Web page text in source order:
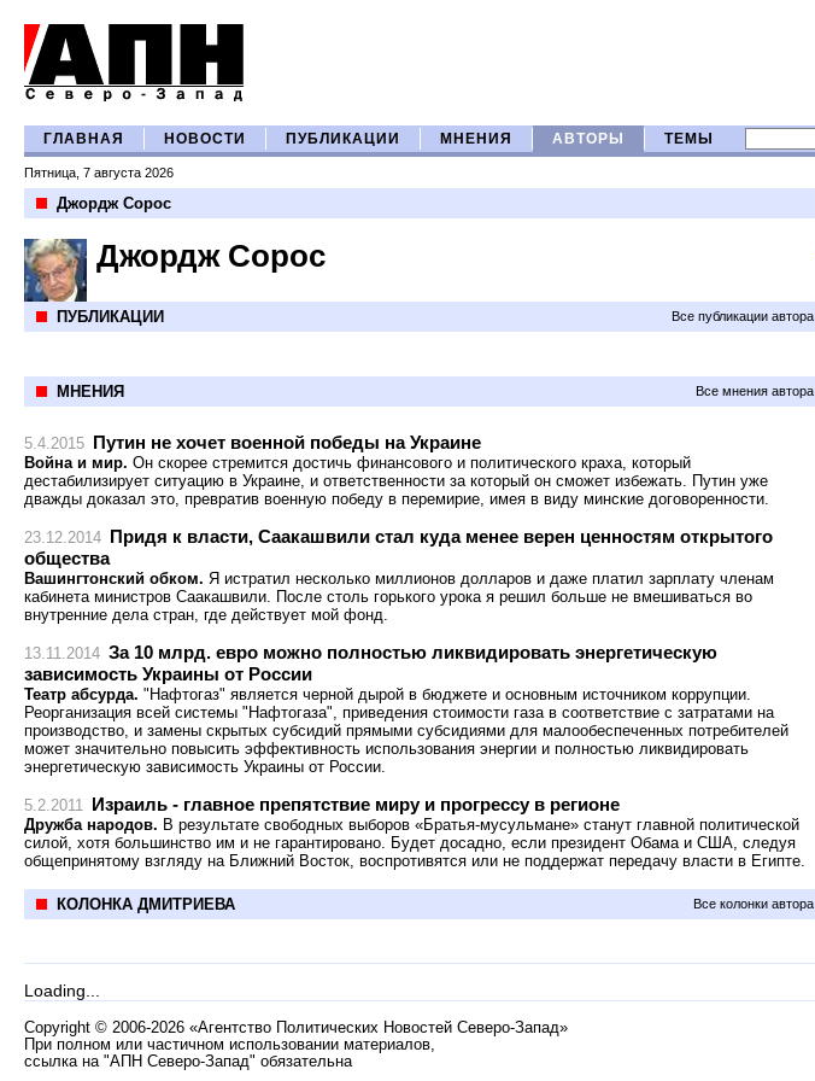
ГЛАВНАЯ НОВОСТИ ПУБЛИКАЦИИ МНЕНИЯ АВТОРЫ ТЕМЫ
Пятница, 7 августа 2026
Джордж Сорос
Джордж Сорос
ПУБЛИКАЦИИ Все публикации автора
МНЕНИЯ Все мнения автора
5.4.2015 Путин не хочет военной победы на Украине
Война и мир. Он скорее стремится достичь финансового и политического краха, который
дестабилизирует ситуацию в Украине, и ответственности за который он сможет избежать. Путин уже
дважды доказал это, превратив военную победу в перемирие, имея в виду минские договоренности.
23.12.2014 Придя к власти, Саакашвили стал куда менее верен ценностям открытого
общества
Вашингтонский обком. Я истратил несколько миллионов долларов и даже платил зарплату членам
кабинета министров Саакашвили. После столь горького урока я решил больше не вмешиваться во
внутренние дела стран, где действует мой фонд.
13.11.2014 За 10 млрд. евро можно полностью ликвидировать энергетическую
зависимость Украины от России
Театр абсурда. "Нафтогаз" является черной дырой в бюджете и основным источником коррупции.
Реорганизация всей системы "Нафтогаза", приведения стоимости газа в соответствие с затратами на
производство, и замены скрытых субсидий прямыми субсидиями для малообеспеченных потребителей
может значительно повысить эффективность использования энергии и полностью ликвидировать
энергетическую зависимость Украины от России.
5.2.2011 Израиль - главное препятствие миру и прогрессу в регионе
Дружба народов. В результате свободных выборов «Братья-мусульмане» станут главной политической
силой, хотя большинство им и не гарантировано. Будет досадно, если президент Обама и США, следуя
общепринятому взгляду на Ближний Восток, воспротивятся или не поддержат передачу власти в Египте.
КОЛОНКА ДМИТРИЕВА Все колонки автора
Loading...
Copyright © 2006-2026 «Агентство Политических Новостей Северо-Запад»
При полном или частичном использовании материалов,
ссылка на "АПН Северо-Запад" обязательна